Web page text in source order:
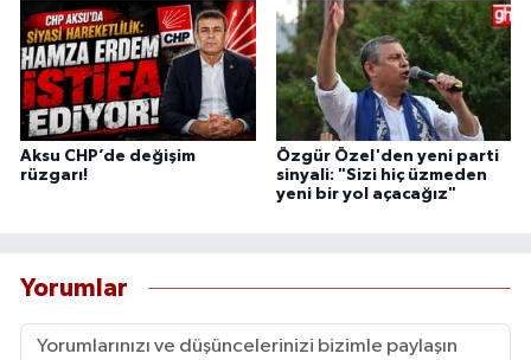
Aksu CHP’de değişim
rüzgarı!
Özgür Özel'den yeni parti
sinyali: "Sizi hiç üzmeden
yeni bir yol açacağız"
Yorumlar